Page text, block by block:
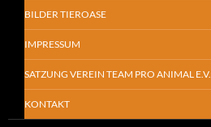
BILDER TIEROASE
IMPRESSUM
SATZUNG VEREIN TEAM PRO ANIMAL E.V.
KONTAKT